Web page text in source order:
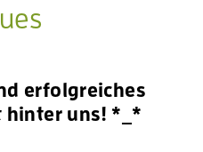
erfolgreiches
hinter uns! *_*